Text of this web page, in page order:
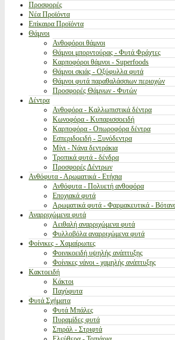
Προσφορές
Νέα Προϊόντα
Επίκαιρα Προϊόντα
Θάμνοι
Ανθοφόροι θάμνοι
Θάμνοι μπορντούρας - Φυτά Φράχτες
Καρποφόροι θάμνοι - Superfoods
Θάμνοι σκιάς - Οξύφυλλα φυτά
Θάμνοι φυτά παραθαλάσσιων περιοχών
Προσφορές Θάμνων - Φυτών
Δέντρα
Ανθοφόρα - Καλλωπιστικά δέντρα
Κωνοφόρα - Κυπαρισσοειδή
Καρποφόρα - Οπωροφόρα δέντρα
Εσπεριδοειδή - Ξυνόδεντρα
Μίνι - Νάνα δεντράκια
Τροπικά φυτά - δένδρα
Προσφορές Δέντρων
Ανθόφυτα - Αρωματικά - Ετήσια
Ανθόφυτα - Πολυετή ανθοφόρα
Εποχιακά φυτά
Αρωματικά φυτά - Φαρμακευτικά -
Αναρριχώμενα φυτά
Αειθαλή αναρριχώμενα φυτά
Φυλλοβόλα αναρριχώμενα φυτά
Φοίνικες - Χαμαίρωπες
Φοινικοειδή υψηλής ανάπτυξης
Φοίνικες νάνοι - χαμηλής ανάπτυξης
Κακτοειδή
Κάκτοι
Παχύφυτα
Φυτά Σχήματα
Φυτά Μπάλες
Πυραμίδες φυτά
Σπιράλ - Στριφτά